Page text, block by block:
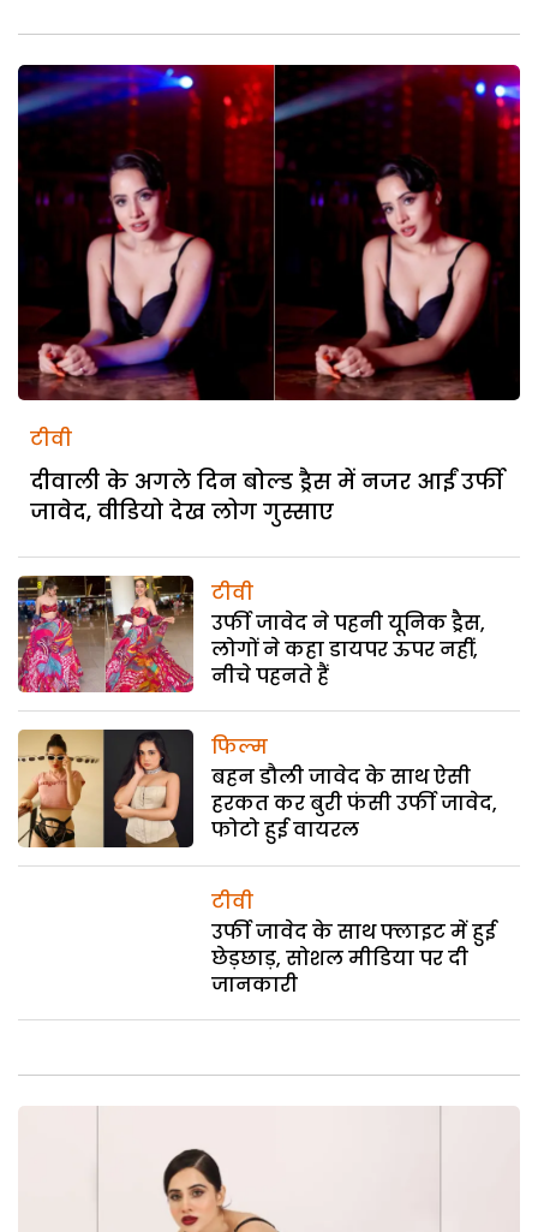
टीवी
दीवाली के अगले दिन बोल्ड ड्रैस में नजर आईं उर्फी
जावेद, वीडियो देख लोग गुस्साए
टीवी
उर्फी जावेद ने पहनी यूनिक ड्रैस,
लोगों ने कहा डायपर ऊपर नहीं,
नीचे पहनते हैं
फिल्म
बहन डौली जावेद के साथ ऐसी
हरकत कर बुरी फंसी उर्फी जावेद,
फोटो हुई वायरल
टीवी
उर्फी जावेद के साथ फ्लाइट में हुई
छेड़छाड़, सोशल मीडिया पर दी
जानकारी